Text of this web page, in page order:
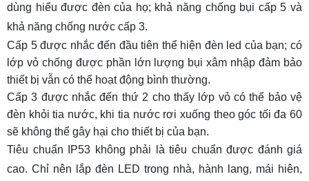
dùng hiểu được đèn của họ; khả năng chống bụi cấp 5 và
khả năng chống nước cấp 3.
Cấp 5 được nhắc đến đầu tiên thể hiện đèn led của bạn; có
lớp vỏ chống được phần lớn lượng bụi xâm nhập đảm bảo
thiết bị vẫn có thể hoạt động bình thường.
Cấp 3 được nhắc đến thứ 2 cho thấy lớp vỏ có thể bảo vệ
đèn khỏi tia nước, khi tia nước rơi xuống theo góc tối đa 60
sẽ không thể gây hại cho thiết bị của bạn.
Tiêu chuẩn IP53 không phải là tiêu chuẩn được đánh giá
cao. Chỉ nên lắp đèn LED trong nhà, hành lang, mái hiên,